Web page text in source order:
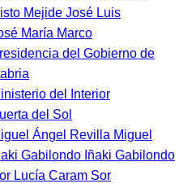
Mejide José Luis
María Marco
del Gobierno de
del Interior
del Sol
Ángel Revilla Miguel
Gabilondo Iñaki Gabilondo
Lucía Caram Sor